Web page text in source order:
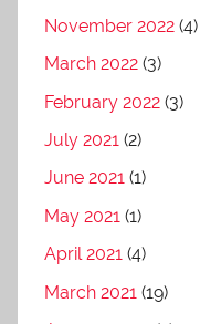
November 2022 (4)
March 2022 (3)
February 2022 (3)
July 2021 (2)
June 2021 (1)
May 2021 (1)
April 2021 (4)
March 2021 (19)